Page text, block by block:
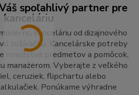
spoľahlivý partner pre
kanceláriu
kanceláriu od dizajnového
zošívačku. Kancelárske potreby
množstvá predmetov a pomôcok,
manažérom. Vyberajte z veľkého
ceruziek, flipchartu alebo
Ponúkame výhradne